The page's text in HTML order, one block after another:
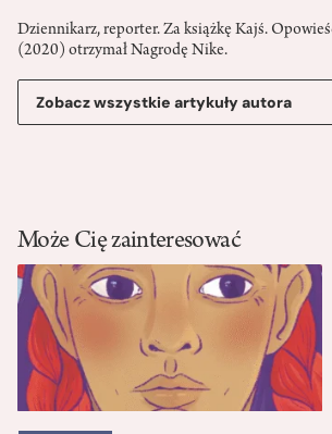
Dziennikarz, reporter. Za książkę Kajś.
(2020) otrzymał Nagrodę Nike.
Zobacz wszystkie artykuły autora
Może Cię zainteresować